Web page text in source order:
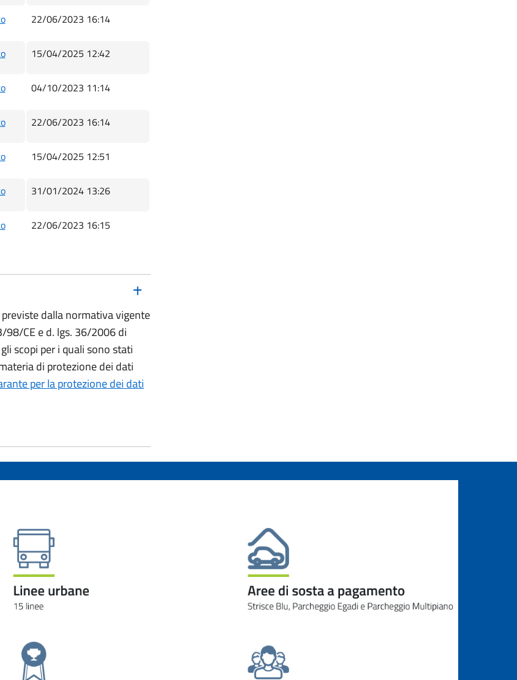
22/06/2023 16:14
15/04/2025 12:42
04/10/2023 11:14
22/06/2023 16:14
15/04/2025 12:51
31/01/2024 13:26
22/06/2023 16:15
dalla normativa vigente
CE e d. lgs. 36/2006 di
scopi per i quali sono stati
di protezione dei dati
per la protezione dei dati